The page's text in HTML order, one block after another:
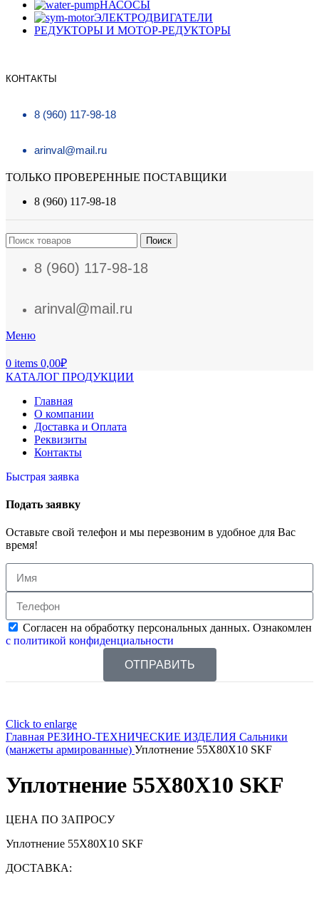
НАСОСЫ
ЭЛЕКТРОДВИГАТЕЛИ
РЕДУКТОРЫ И МОТОР-РЕДУКТОРЫ
КОНТАКТЫ
8 (960) 117-98-18
arinval@mail.ru
ТОЛЬКО ПРОВЕРЕННЫЕ ПОСТАВЩИКИ
8 (960) 117-98-18
Поиск
8 (960) 117-98-18
arinval@mail.ru
Меню
0 items 0,00₽
КАТАЛОГ ПРОДУКЦИИ
Главная
О компании
Доставка и Оплата
Реквизиты
Контакты
Быстрая заявка
Подать заявку
Оставьте свой телефон и мы перезвоним в удобное для Вас
время!
Согласен на обработку персональных данных. Ознакомлен
с политикой конфиденциальности
ОТПРАВИТЬ
Click to enlarge
Главная РЕЗИНО-ТЕХНИЧЕСКИЕ ИЗДЕЛИЯ Сальники
(манжеты армированные) Уплотнение 55X80X10 SKF
Уплотнение 55X80X10 SKF
ЦЕНА ПО ЗАПРОСУ
Уплотнение 55X80X10 SKF
ДОСТАВКА: